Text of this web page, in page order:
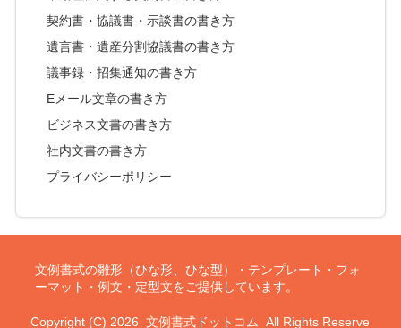
契約書・協議書・示談書の書き方
遺言書・遺産分割協議書の書き方
議事録・招集通知の書き方
Eメール文章の書き方
ビジネス文書の書き方
社内文書の書き方
プライバシーポリシー
文例書式の雛形（ひな形、ひな型）・テンプレート・フォ
ーマット・例文・定型文をご提供しています。
Copyright (C) 2026文例書式ドットコム All Rights Reserve